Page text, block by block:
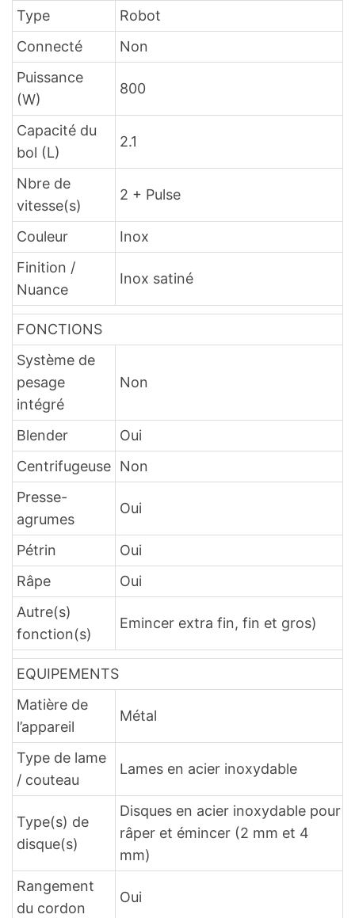
Type
Robot
Connecté
Non
Puissance
(W)
800
Capacité du
bol (L)
2.1
Nbre de
vitesse(s)
2 + Pulse
Couleur
Inox
Finition /
Nuance
Inox satiné
FONCTIONS
Système de
pesage
intégré
Non
Blender
Oui
Centrifugeuse Non
Presse-
agrumes
Oui
Pétrin
Oui
Râpe
Oui
Autre(s)
fonction(s)
Emincer extra fin, fin et gros)
EQUIPEMENTS
Matière de
l’appareil
Métal
Type de lame
/ couteau
Lames en acier inoxydable
Type(s) de
disque(s)
Disques en acier inoxydable pour
râper et émincer (2 mm et 4
mm)
Rangement
du cordon
Oui